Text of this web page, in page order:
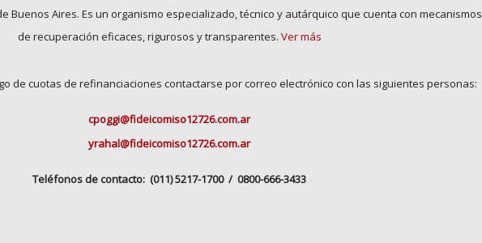
Buenos Aires. Es un organismo especializado, técnico y autárquico que cuenta con mecanismos
de recuperación eficaces, rigurosos y transparentes. Ver más
de cuotas de refinanciaciones contactarse por correo electrónico con las siguientes personas:
cpoggi@fideicomiso12726.com.ar
yrahal@fideicomiso12726.com.ar
Teléfonos de contacto: (011) 5217-1700 / 0800-666-3433